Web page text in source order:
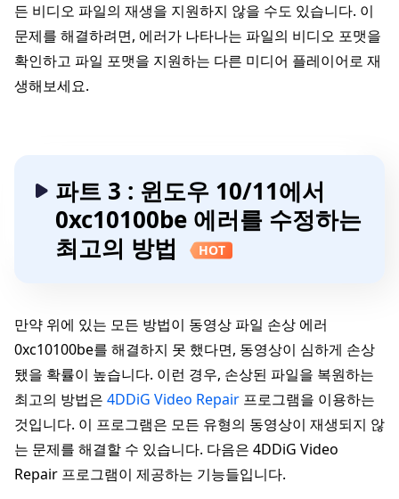
든 비디오 파일의 재생을 지원하지 않을 수도 있습니다. 이
문제를 해결하려면, 에러가 나타나는 파일의 비디오 포맷을
확인하고 파일 포맷을 지원하는 다른 미디어 플레이어로 재
생해보세요.
파트 3 : 윈도우 10/11에서
0xc10100be 에러를 수정하는
최고의 방법
HOT
만약 위에 있는 모든 방법이 동영상 파일 손상 에러
0xc10100be를 해결하지 못 했다면, 동영상이 심하게 손상
됐을 확률이 높습니다. 이런 경우, 손상된 파일을 복원하는
최고의 방법은 4DDiG Video Repair 프로그램을 이용하는
것입니다. 이 프로그램은 모든 유형의 동영상이 재생되지 않
는 문제를 해결할 수 있습니다. 다음은 4DDiG Video
Repair 프로그램이 제공하는 기능들입니다.